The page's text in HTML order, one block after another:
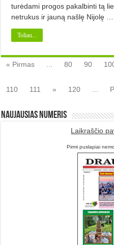
turėdami progos pakalbinti tą
netrukus ir jauną našlę Nijolę …
Toliau...
« Pirmas 80 90
110
111 » 120
Naujausias numeris
Laikraščio
Pirmi puslapiai